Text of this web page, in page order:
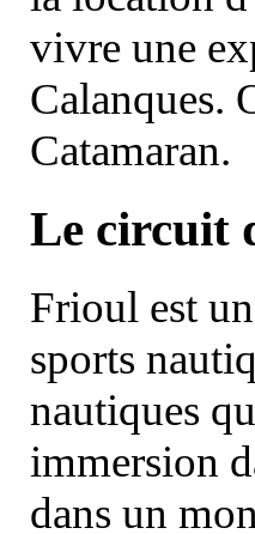
vivre une
Calanques.
Catamaran.
Le circuit
Frioul est
sports
nautiques
immersion
dans un